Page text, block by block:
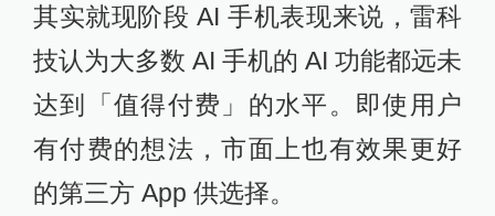
其实就现阶段 AI 手机表现来说，雷科
技认为大多数 AI 手机的 AI 功能都远未
达到「值得付费」的水平。即使用户
有付费的想法，市面上也有效果更好
的第三方 App 供选择。